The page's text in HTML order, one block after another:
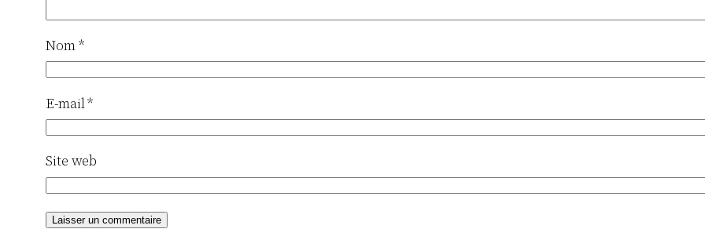
Nom*
E-mail*
Site web